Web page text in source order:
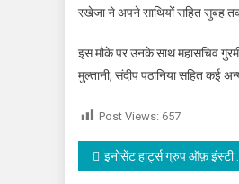
रखेजा ने अपने साथियों सहित सुबह
इस मौके पर उनके साथ महासचिव
मुल्तानी, संदीप पठानिया सहित कई
Post Views: 657
Post
इनोसेंट हार्ट्स ग्रुप ऑफ़ इंस्टीट्यूशंस, लोहारां के विद्यार्थियों ने विश्वविद्यालय परीक्षाओं में शानदार प्रदर्शन कर संस्थान का नाम किया रोशन